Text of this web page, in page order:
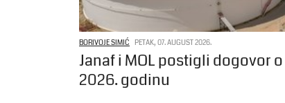
BORIVOJE SIMIĆ PETAK, 07. AUGUST 2026.
Janaf i MOL postigli dogovor
2026. godinu